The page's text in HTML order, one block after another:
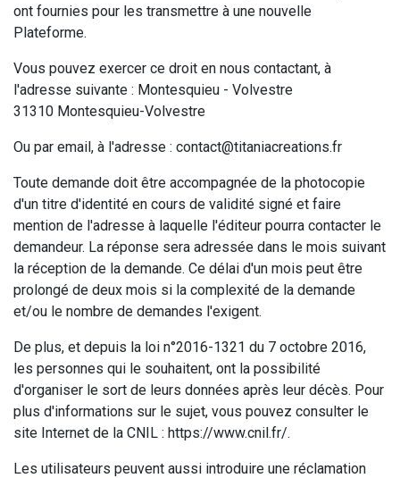
ont fournies pour les transmettre à une nouvelle
Plateforme.
Vous pouvez exercer ce droit en nous contactant, à
l'adresse suivante : Montesquieu - Volvestre
31310 Montesquieu-Volvestre
Ou par email, à l'adresse : contact@titaniacreations.fr
Toute demande doit être accompagnée de la photocopie
d'un titre d'identité en cours de validité signé et faire
mention de l'adresse à laquelle l'éditeur pourra contacter le
demandeur. La réponse sera adressée dans le mois suivant
la réception de la demande. Ce délai d'un mois peut être
prolongé de deux mois si la complexité de la demande
et/ou le nombre de demandes l'exigent.
De plus, et depuis la loi n°2016-1321 du 7 octobre 2016,
les personnes qui le souhaitent, ont la possibilité
d'organiser le sort de leurs données après leur décès. Pour
plus d'informations sur le sujet, vous pouvez consulter le
site Internet de la CNIL : https://www.cnil.fr/.
Les utilisateurs peuvent aussi introduire une réclamation